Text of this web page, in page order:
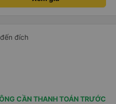
ơn từ tận đáy lòng.. 79-
Chuyện gì xảy ra với
đích
CẦN THANH TOÁN TRƯỚC